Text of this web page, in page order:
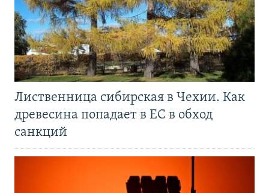
Лиственница сибирская в Чехии. Как
древесина попадает в ЕС в обход
санкций